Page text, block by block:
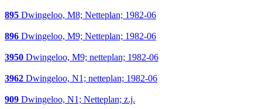
895 Dwingeloo, M8; Netteplan; 1982-06
896 Dwingeloo, M9; Netteplan; 1982-06
3950 Dwingeloo, M9; netteplan; 1982-06
3962 Dwingeloo, N1; netteplan; 1982-06
909 Dwingeloo, N1; Netteplan; z.j.